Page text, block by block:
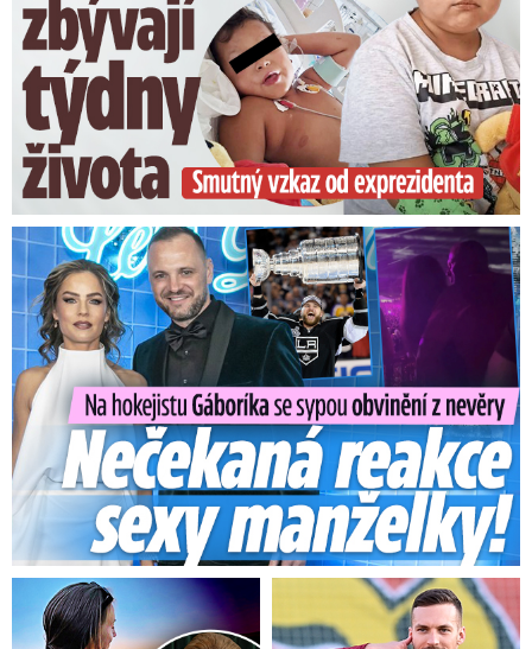
Na Gáboríka se sypou obvinění z nevěry: Reakce manželky!